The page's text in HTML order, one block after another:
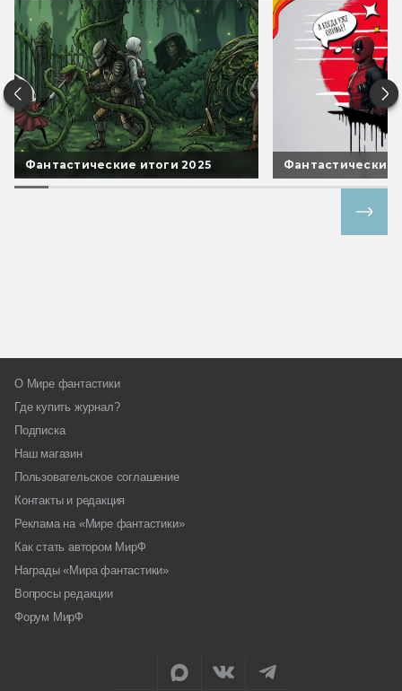
Фантастические итоги 2025 Фантастические
О Мире фантастики
Где купить журнал?
Подписка
Наш магазин
Пользовательское соглашение
Контакты и редакция
Реклама на «Мире фантастики»
Как стать автором МирФ
Награды «Мира фантастики»
Вопросы редакции
Форум МирФ